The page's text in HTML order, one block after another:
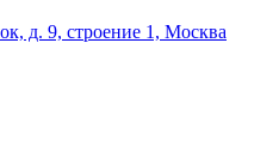
д. 9, строение 1, Москва